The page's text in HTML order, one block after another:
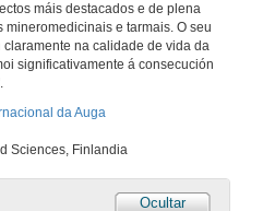
máis destacados e de plena
e tarmais. O seu
na calidade de vida da
significativamente á consecución
da Auga
Sciences, Finlandia
Ocultar
de D. José Manuel Baltar
set. de 2015
de D. Jesús Vázquez
set. de 2015